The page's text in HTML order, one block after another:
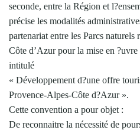
seconde, entre la Région et
précise les modalités
partenariat entre les Parcs
Côte d’Azur pour la mise en
intitulé
« Développement d?une offre
Provence-Alpes-Côte d?Azur ».
Cette convention a pour objet :
De reconnaitre la nécessité de